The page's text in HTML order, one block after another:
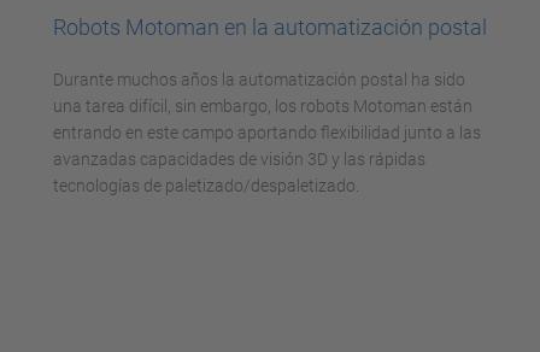
Robots Motoman en la automatización postal
Durante muchos años la automatización postal ha sido
una tarea difícil, sin embargo, los robots Motoman están
entrando en este campo aportando flexibilidad junto a las
avanzadas capacidades de visión 3D y las rápidas
tecnologías de paletizado/despaletizado.